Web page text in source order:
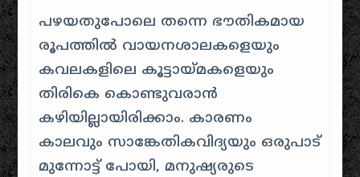
പഴയതുപോലെ തന്നെ ഭൗതികമായ
രൂപത്തിൽ വായനശാലകളെയും
കവലകളിലെ കൂട്ടായ്മകളെയും
തിരികെ കൊണ്ടുവരാൻ
കഴിയില്ലായിരിക്കാം. കാരണം
കാലവും സാങ്കേതികവിദ്യയും ഒരുപാട്
മുന്നോട്ട് പോയി, മനുഷ്യരുടെ